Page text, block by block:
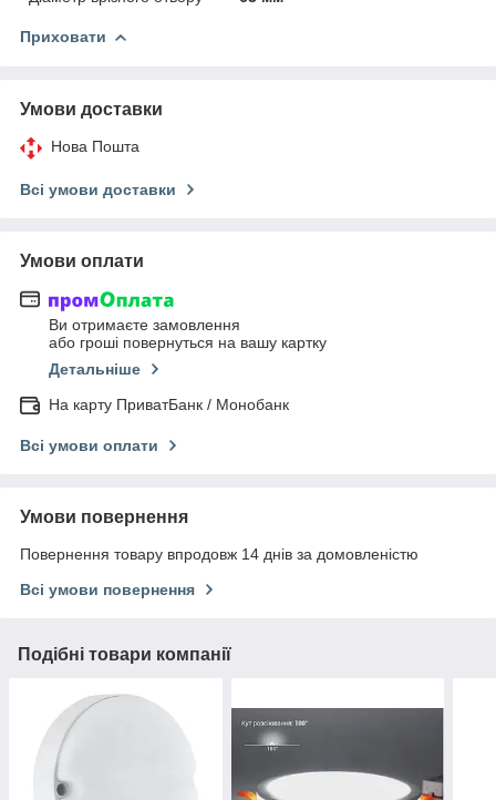
Приховати
Умови доставки
Нова Пошта
Всі умови доставки
Умови оплати
Ви отримаєте замовлення
або гроші повернуться на вашу картку
Детальніше
На карту ПриватБанк / Монобанк
Всі умови оплати
Умови повернення
Повернення товару впродовж 14 днів за домовленістю
Всі умови повернення
Подібні товари компанії